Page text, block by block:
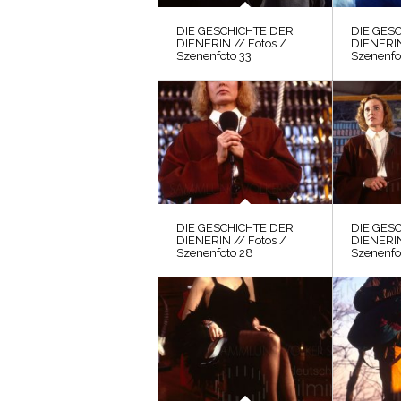
DIE GESCHICHTE DER
DIENERIN // Fotos /
Szenenfoto 33
DIE
DIE GESCHICHTE DER
DIENERIN // Fotos /
Szenenfoto 28
DIE